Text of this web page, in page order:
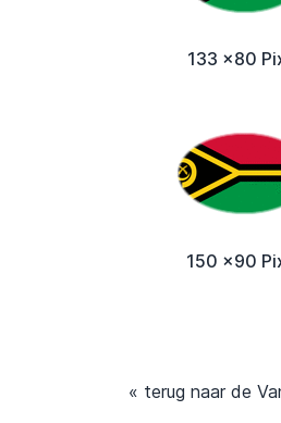
133 x80
150 x90
« terug naar de